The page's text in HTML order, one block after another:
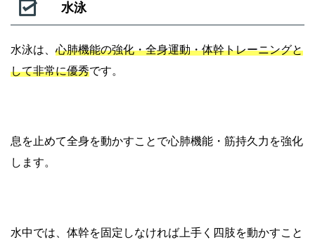
水泳
水泳は、 心肺機能の強化・全身運動・体幹トレーニングと
して非常に優秀です。
息を止めて全身を動かすことで心肺機能・筋持久力を強化
します。
水中では、体幹を固定しなければ上手く四肢を動かすこと